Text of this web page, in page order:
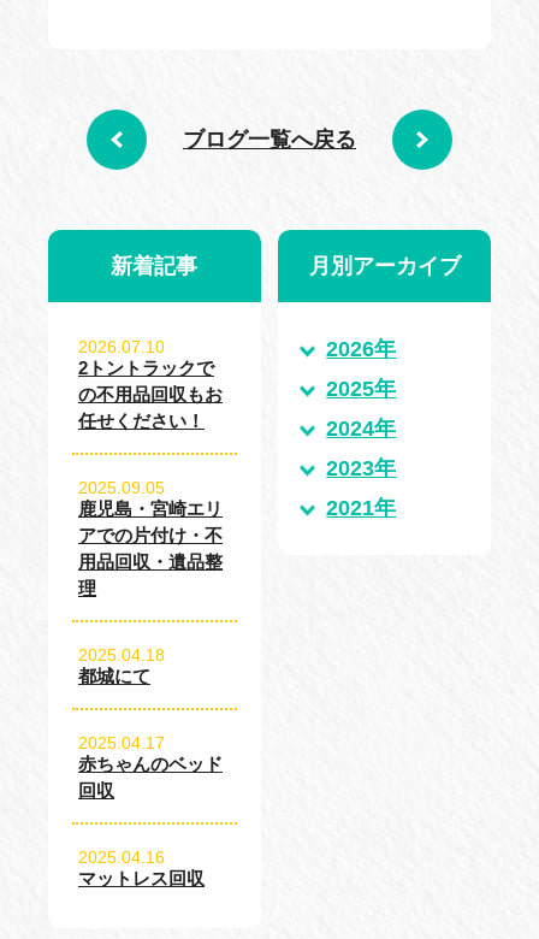
ブログ一覧へ戻る
新着記事
2026.07.10
2トントラックで
の不用品回収もお
任せください！
2025.09.05
鹿児島・宮崎エリ
アでの片付け・不
用品回収・遺品整
理
2025.04.18
都城にて
2025.04.17
赤ちゃんのベッド
回収
2025.04.16
マットレス回収
月別アーカイブ
2026年
2025年
2024年
2023年
2021年